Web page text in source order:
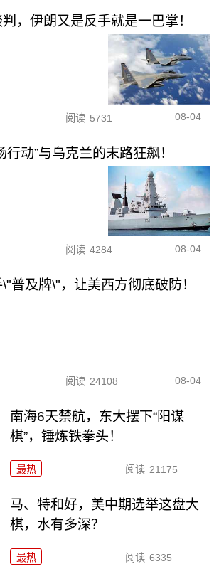
，伊朗又是反手就是一巴掌！
阅读 5731 08-04
行动”与乌克兰的末路狂飙！
阅读 4284 08-04
普及牌\"，让美西方彻底破防！
阅读 24108 08-04
南海6天禁航，东大摆下“阳谋
棋”，锤炼铁拳头！
最热 阅读 21175
马、特和好，美中期选举这盘大
棋，水有多深？
最热 阅读 6335